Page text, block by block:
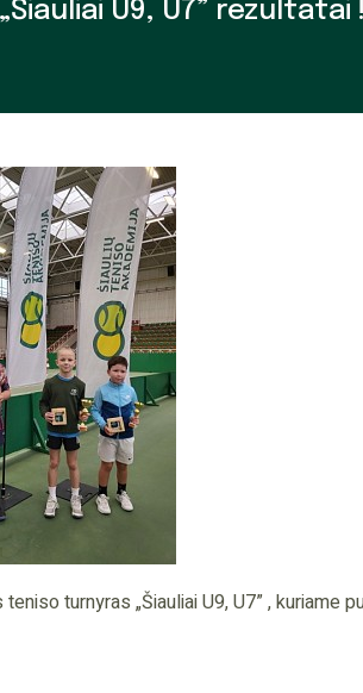
U9, U7” rezultatai
turnyras „Šiauliai U9, U7” , kuriame